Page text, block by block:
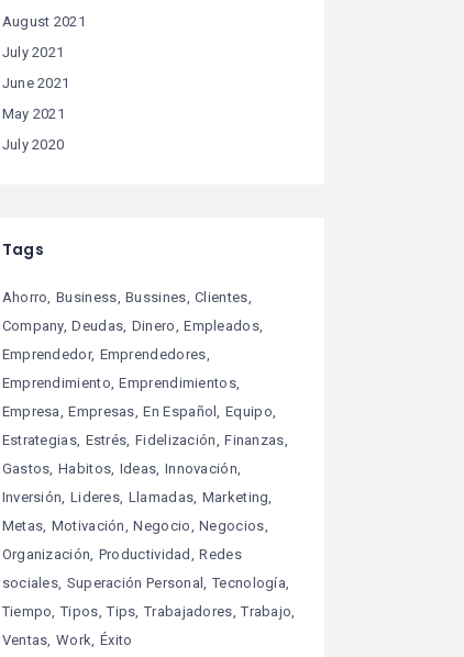
August 2021
July 2021
June 2021
May 2021
July 2020
Tags
Ahorro Business Bussines Clientes
Company Deudas Dinero
Empleados
Emprendedor Emprendedores
Emprendimiento Emprendimientos
Empresa
Empresas En Español
Equipo
Estrategias Estrés Fidelización
Finanzas
Gastos Habitos Ideas Innovación
Inversión Lideres Llamadas Marketing
Metas Motivación Negocio
Negocios
Organización Productividad
Redes
sociales Superación Personal
Tecnología
Tiempo
Tipos Tips Trabajadores Trabajo
Ventas Work Éxito